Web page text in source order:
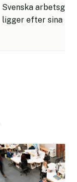
Svenska
ligger efter sina